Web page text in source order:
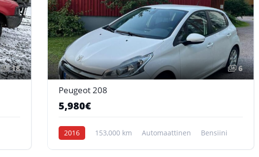
18 6
Peugeot 208
5,980€
2016 153,000 km Automaattinen Bensiini